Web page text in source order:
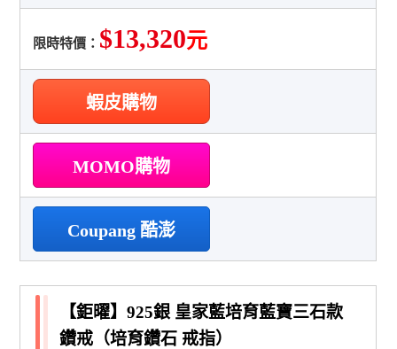
限時特價： $13,320元
蝦皮購物
MOMO購物
Coupang 酷澎
【鉅曜】925銀 皇家藍培育藍寶三石款
鑽戒（培育鑽石 戒指）